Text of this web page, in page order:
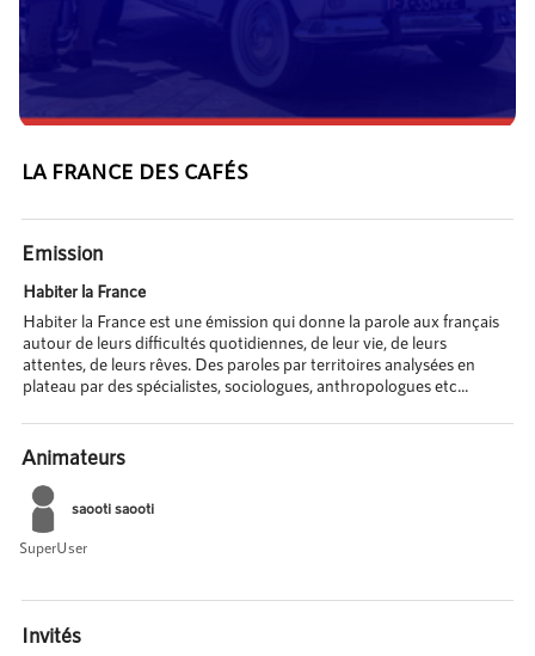
LA FRANCE DES CAFÉS
Emission
Habiter la France
Habiter la France est une émission qui donne la parole aux français
autour de leurs difficultés quotidiennes, de leur vie, de leurs
attentes, de leurs rêves. Des paroles par territoires analysées en
plateau par des spécialistes, sociologues, anthropologues etc...
Animateurs
saooti saooti
SuperUser
Invités